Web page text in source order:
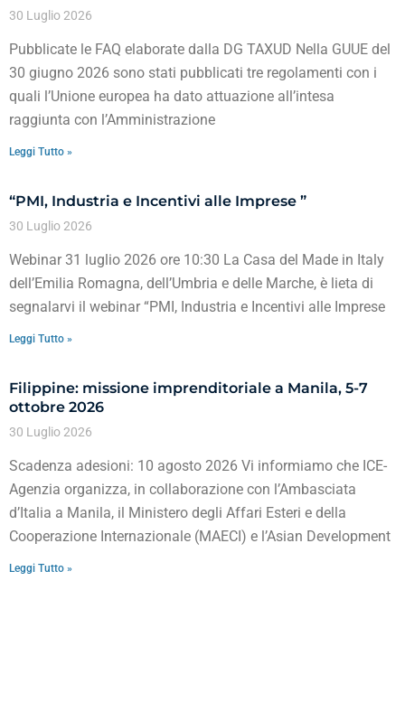
30 Luglio 2026
Pubblicate le FAQ elaborate dalla DG TAXUD Nella GUUE del
30 giugno 2026 sono stati pubblicati tre regolamenti con i
quali l’Unione europea ha dato attuazione all’intesa
raggiunta con l’Amministrazione
Leggi Tutto »
“PMI, Industria e Incentivi alle Imprese ”
30 Luglio 2026
Webinar 31 luglio 2026 ore 10:30 La Casa del Made in Italy
dell’Emilia Romagna, dell’Umbria e delle Marche, è lieta di
segnalarvi il webinar “PMI, Industria e Incentivi alle Imprese
Leggi Tutto »
Filippine: missione imprenditoriale a Manila, 5-7
ottobre 2026
30 Luglio 2026
Scadenza adesioni: 10 agosto 2026 Vi informiamo che ICE-
Agenzia organizza, in collaborazione con l’Ambasciata
d’Italia a Manila, il Ministero degli Affari Esteri e della
Cooperazione Internazionale (MAECI) e l’Asian Development
Leggi Tutto »